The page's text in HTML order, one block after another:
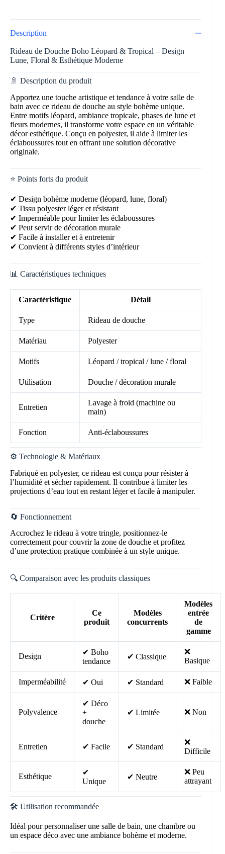
Description
Rideau de Douche Boho Léopard & Tropical – Design
Lune, Floral & Esthétique Moderne
🚿 Description du produit
Apportez une touche artistique et tendance à votre salle de
bain avec ce rideau de douche au style bohème unique.
Entre motifs léopard, ambiance tropicale, phases de lune et
fleurs modernes, il transforme votre espace en un véritable
décor esthétique. Conçu en polyester, il aide à limiter les
éclaboussures tout en offrant une solution décorative
originale.
⭐ Points forts du produit
✔ Design bohème moderne (léopard, lune, floral)
✔ Tissu polyester léger et résistant
✔ Imperméable pour limiter les éclaboussures
✔ Peut servir de décoration murale
✔ Facile à installer et à entretenir
✔ Convient à différents styles d’intérieur
📊 Caractéristiques techniques
Caractéristique Détail
Type Rideau de douche
Matériau Polyester
Motifs Léopard / tropical / lune / floral
Utilisation Douche / décoration murale
Entretien
Lavage à froid (machine ou
main)
Fonction Anti-éclaboussures
⚙️ Technologie & Matériaux
Fabriqué en polyester, ce rideau est conçu pour résister à
l’humidité et sécher rapidement. Il contribue à limiter les
projections d’eau tout en restant léger et facile à manipuler.
🔄 Fonctionnement
Accrochez le rideau à votre tringle, positionnez-le
correctement pour couvrir la zone de douche et profitez
d’une protection pratique combinée à un style unique.
🔍 Comparaison avec les produits classiques
Critère
Ce
produit
Modèles
concurrents
Modèles
entrée
de
gamme
Design
✔ Boho
tendance
✔ Classique
❌
Basique
Imperméabilité ✔ Oui ✔ Standard ❌ Faible
Polyvalence
✔ Déco
+
douche
✔ Limitée ❌ Non
Entretien ✔ Facile ✔ Standard
❌
Difficile
Esthétique
✔
Unique
✔ Neutre
❌ Peu
attrayant
🛠️ Utilisation recommandée
Idéal pour personnaliser une salle de bain, une chambre ou
un espace déco avec une ambiance bohème et moderne.